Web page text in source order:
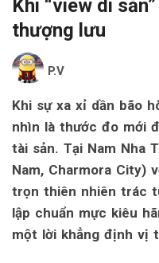
Khi “view di
thượng lưu
P.V
Khi sự xa xỉ dần bão
nhìn là thước đo mới
tài sản. Tại Nam Nha
Nam, Charmora City)
trọn thiên nhiên trác
lập chuẩn mực kiêu
một lời khẳng định vị